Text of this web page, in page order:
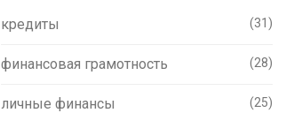
кредиты (31)
финансовая грамотность (28)
личные финансы (25)